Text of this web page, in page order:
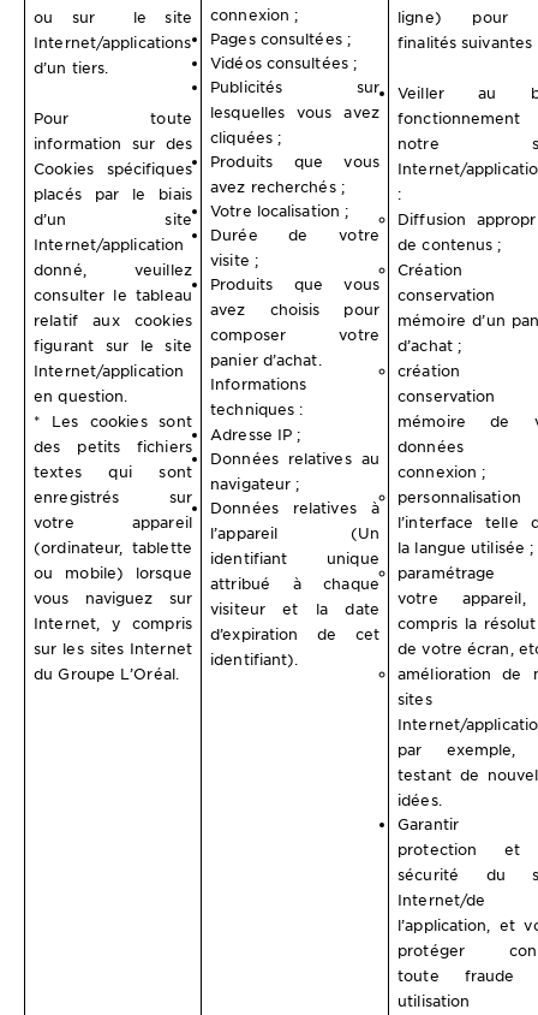
ou sur le site
Internet/applications
d’un tiers.
Pour toute
information sur des
Cookies spécifiques
placés par le biais
d’un site
Internet/application
donné, veuillez
consulter le tableau
relatif aux cookies
figurant sur le site
Internet/application
en question.
* Les cookies sont
des petits fichiers
textes qui sont
enregistrés sur
votre appareil
(ordinateur, tablette
ou mobile) lorsque
vous naviguez sur
Internet, y compris
sur les sites Internet
du Groupe L’Oréal.
connexion ;
Pages consultées ;
Vidéos consultées ;
Publicités sur
lesquelles vous avez
cliquées ;
Produits que vous
avez recherchés ;
Votre localisation ;
Durée de votre
visite ;
Produits que vous
avez choisis pour
composer votre
panier d’achat.
Informations
techniques :
Adresse IP ;
Données relatives au
navigateur ;
Données relatives à
l’appareil (Un
identifiant unique
attribué à chaque
visiteur et la date
d’expiration de cet
identifiant).
ligne) pour
finalités suivantes
Veiller au
fonctionnement
notre
Internet/
:
Diffusion
de contenus ;
Création
conservation
mémoire d’un
d’achat ;
création
conservation
mémoire de
données
connexion ;
personnalisation
l’interface telle
la langue utilisée ;
paramétrage
votre
compris la
de votre écran,
amélioration de
sites
Internet/
par exemple,
testant de
idées.
Garantir
protection et
sécurité du
Internet/de
l’application, et
protéger
toute fraude
utilisation